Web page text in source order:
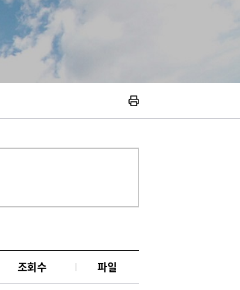
조회수 파일